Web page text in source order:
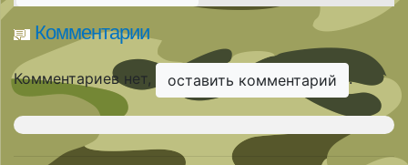
Комментарии
Комментариев нет, оставить комментарий .